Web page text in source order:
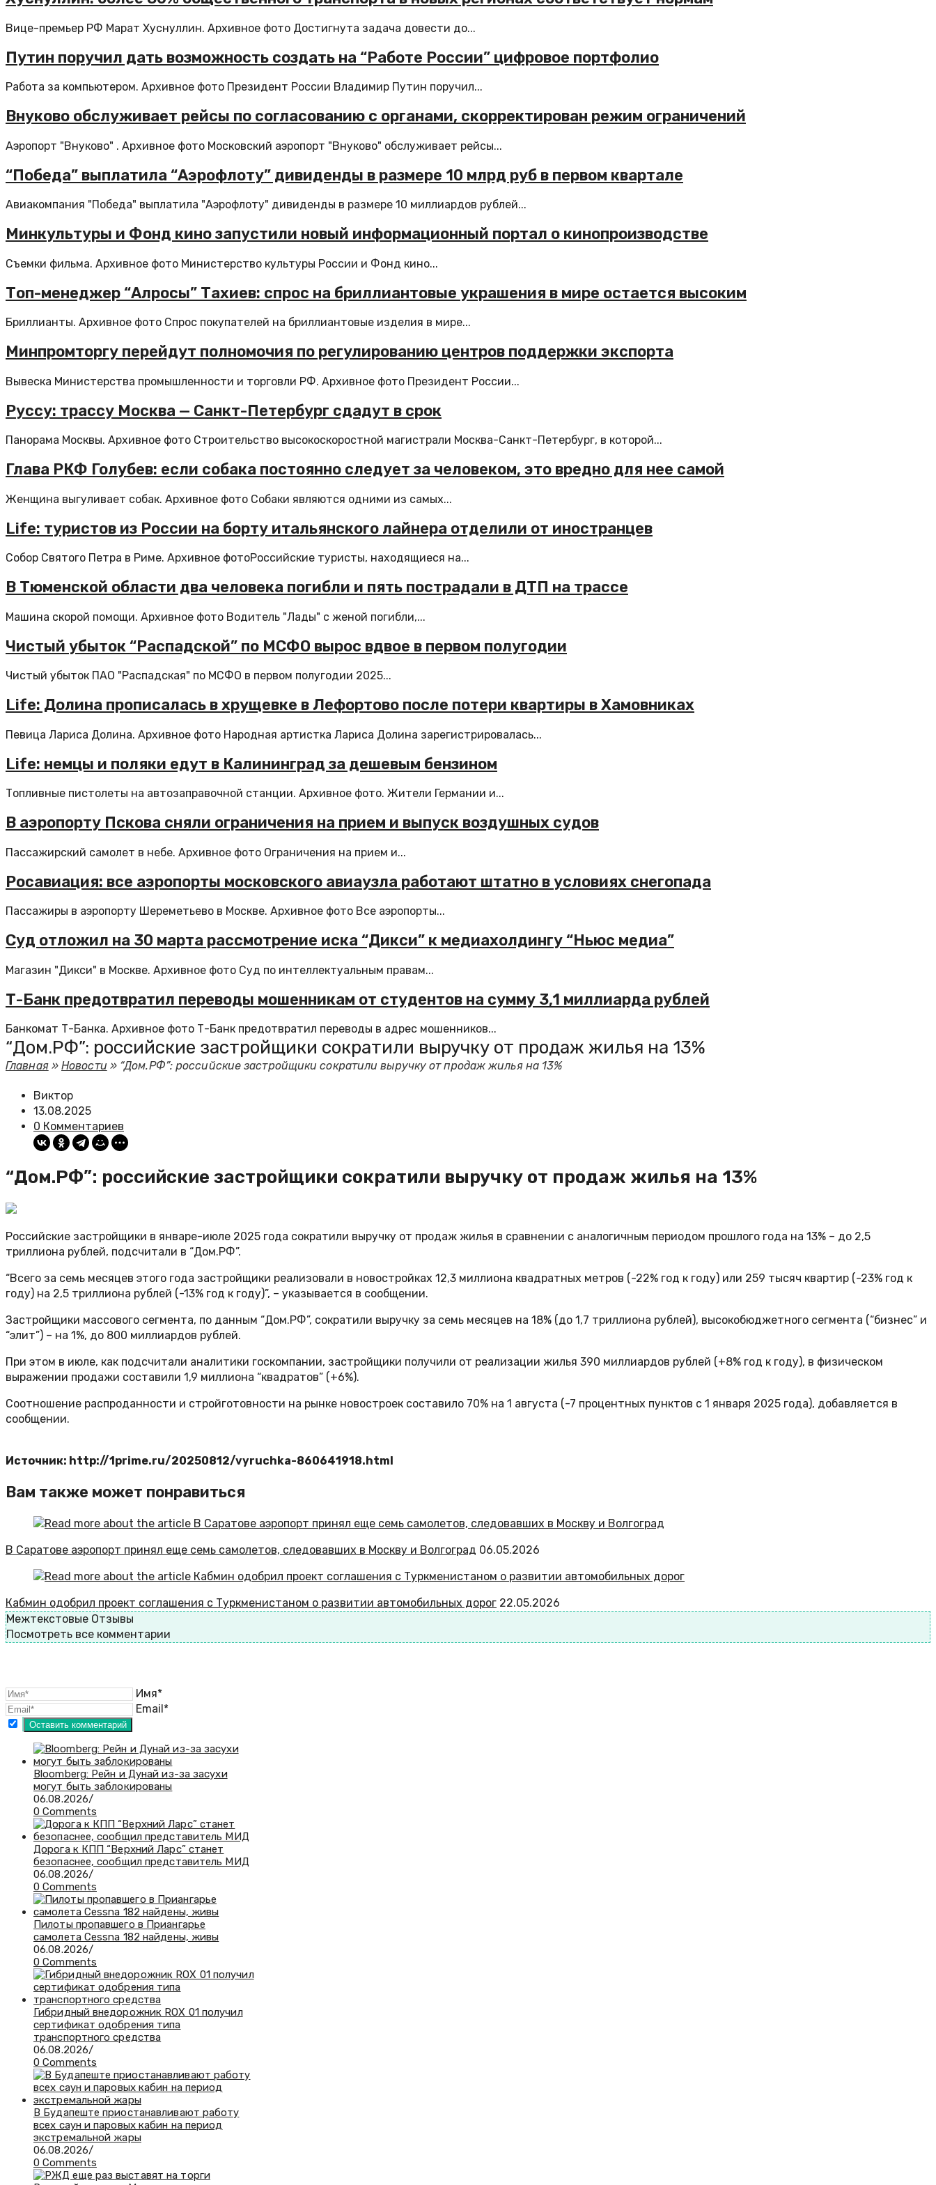
Вице-премьер РФ Марат Хуснуллин. Архивное фото Достигнута задача довести до...
Путин поручил дать возможность создать на “Работе России” цифровое портфолио
Работа за компьютером. Архивное фото Президент России Владимир Путин поручил...
Внуково обслуживает рейсы по согласованию с органами, скорректирован режим ограничений
Аэропорт "Внуково" . Архивное фото Московский аэропорт "Внуково" обслуживает рейсы...
“Победа” выплатила “Аэрофлоту” дивиденды в размере 10 млрд руб в первом квартале
Авиакомпания "Победа" выплатила "Аэрофлоту" дивиденды в размере 10 миллиардов рублей...
Минкультуры и Фонд кино запустили новый информационный портал о кинопроизводстве
Съемки фильма. Архивное фото Министерство культуры России и Фонд кино...
Топ-менеджер “Алросы” Тахиев: спрос на бриллиантовые украшения в мире остается высоким
Бриллианты. Архивное фото Спрос покупателей на бриллиантовые изделия в мире...
Минпромторгу перейдут полномочия по регулированию центров поддержки экспорта
Вывеска Министерства промышленности и торговли РФ. Архивное фото Президент России...
Руссу: трассу Москва — Санкт-Петербург сдадут в срок
Панорама Москвы. Архивное фото Строительство высокоскоростной магистрали Москва-Санкт-Петербург, в которой...
Глава РКФ Голубев: если собака постоянно следует за человеком, это вредно для нее самой
Женщина выгуливает собак. Архивное фото Собаки являются одними из самых...
Life: туристов из России на борту итальянского лайнера отделили от иностранцев
Собор Святого Петра в Риме. Архивное фотоРоссийские туристы, находящиеся на...
В Тюменской области два человека погибли и пять пострадали в ДТП на трассе
Машина скорой помощи. Архивное фото Водитель "Лады" с женой погибли,...
Чистый убыток “Распадской” по МСФО вырос вдвое в первом полугодии
Чистый убыток ПАО "Распадская" по МСФО в первом полугодии 2025...
Life: Долина прописалась в хрущевке в Лефортово после потери квартиры в Хамовниках
Певица Лариса Долина. Архивное фото Народная артистка Лариса Долина зарегистрировалась...
Life: немцы и поляки едут в Калининград за дешевым бензином
Топливные пистолеты на автозаправочной станции. Архивное фото. Жители Германии и...
В аэропорту Пскова сняли ограничения на прием и выпуск воздушных судов
Пассажирский самолет в небе. Архивное фото Ограничения на прием и...
Росавиация: все аэропорты московского авиаузла работают штатно в условиях снегопада
Пассажиры в аэропорту Шереметьево в Москве. Архивное фото Все аэропорты...
Суд отложил на 30 марта рассмотрение иска “Дикси” к медиахолдингу “Ньюс медиа”
Магазин "Дикси" в Москве. Архивное фото Суд по интеллектуальным правам...
Т-Банк предотвратил переводы мошенникам от студентов на сумму 3,1 миллиарда рублей
Банкомат Т-Банка. Архивное фото Т-Банк предотвратил переводы в адрес мошенников...
“Дом.РФ”: российские застройщики сократили выручку от продаж жилья на 13%
Главная»Новости » “Дом.РФ”: российские застройщики сократили выручку от продаж жилья на 13%
Виктор
13.08.2025
0 Комментариев
“Дом.РФ”: российские застройщики сократили выручку от продаж жилья на 13%
Российские застройщики в январе-июле 2025 года сократили выручку от продаж жилья в сравнении с аналогичным периодом прошлого года на 13% – до 2,5
триллиона рублей, подсчитали в “Дом.РФ”.
“Всего за семь месяцев этого года застройщики реализовали в новостройках 12,3 миллиона квадратных метров (-22% год к году) или 259 тысяч квартир (-23% год к
году) на 2,5 триллиона рублей (-13% год к году)”, – указывается в сообщении.
Застройщики массового сегмента, по данным “Дом.РФ”, сократили выручку за семь месяцев на 18% (до 1,7 триллиона рублей), высокобюджетного сегмента (“бизнес” и
“элит”) – на 1%, до 800 миллиардов рублей.
При этом в июле, как подсчитали аналитики госкомпании, застройщики получили от реализации жилья 390 миллиардов рублей (+8% год к году), в физическом
выражении продажи составили 1,9 миллиона “квадратов” (+6%).
Соотношение распроданности и стройготовности на рынке новостроек составило 70% на 1 августа (-7 процентных пунктов с 1 января 2025 года), добавляется в
сообщении.
Источник: http://1prime.ru/20250812/vyruchka-860641918.html
Вам также может понравиться
В Саратове аэропорт принял еще семь самолетов, следовавших в Москву и Волгоград 06.05.2026
Кабмин одобрил проект соглашения с Туркменистаном о развитии автомобильных дорог 22.05.2026
Межтекстовые Отзывы
Посмотреть все комментарии
Имя*
Email*
Bloomberg: Рейн и Дунай из-за засухи
могут быть заблокированы
06.08.2026/
0 Comments
Дорога к КПП “Верхний Ларс” станет
безопаснее, сообщил представитель МИД
06.08.2026/
0 Comments
Пилоты пропавшего в Приангарье
самолета Cessna 182 найдены, живы
06.08.2026/
0 Comments
Гибридный внедорожник ROX 01 получил
сертификат одобрения типа
транспортного средства
06.08.2026/
0 Comments
В Будапеште приостанавливают работу
всех саун и паровых кабин на период
экстремальной жары
06.08.2026/
0 Comments